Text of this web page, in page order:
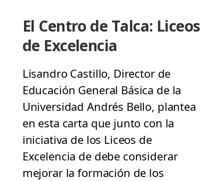
El Centro de Talca: Liceos
de Excelencia
Lisandro Castillo, Director de
Educación General Básica de la
Universidad Andrés Bello, plantea
en esta carta que junto con la
iniciativa de los Liceos de
Excelencia de debe considerar
mejorar la formación de los